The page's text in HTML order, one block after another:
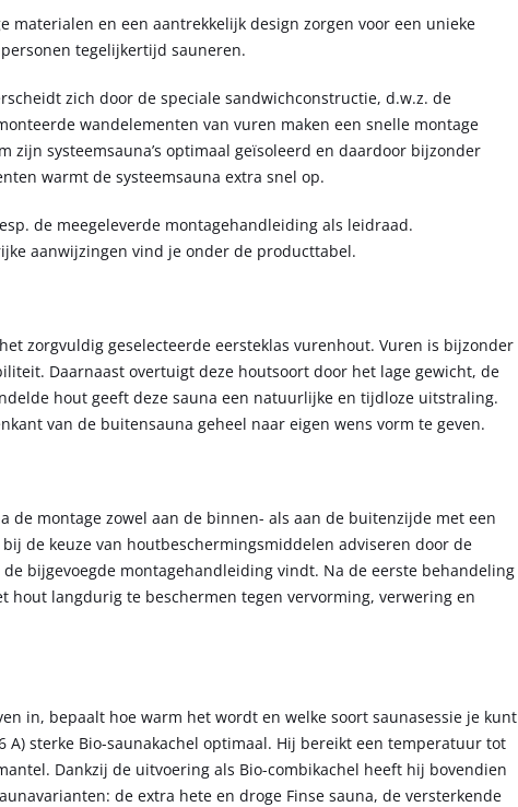
en een aantrekkelijk design zorgen voor een unieke
tegelijkertijd sauneren.
zich door de speciale sandwichconstructie, d.w.z. de
wandelementen van vuren maken een snelle montage
systeemsauna’s optimaal geïsoleerd en daardoor bijzonder
warmt de systeemsauna extra snel op.
de meegeleverde montagehandleiding als leidraad.
aanwijzingen vind je onder de producttabel.
zorgvuldig geselecteerde eersteklas vurenhout. Vuren is bijzonder
Daarnaast overtuigt deze houtsoort door het lage gewicht, de
hout geeft deze sauna een natuurlijke en tijdloze uitstraling.
van de buitensauna geheel naar eigen wens vorm te geven.
montage zowel aan de binnen- als aan de buitenzijde met een
de keuze van houtbeschermingsmiddelen adviseren door de
bijgevoegde montagehandleiding vindt. Na de eerste behandeling
hout langdurig te beschermen tegen vervorming, verwering en
in, bepaalt hoe warm het wordt en welke soort saunasessie je kunt
A) sterke Bio-saunakachel optimaal. Hij bereikt een temperatuur tot
Dankzij de uitvoering als Bio-combikachel heeft hij bovendien
de extra hete en droge Finse sauna, de versterkende